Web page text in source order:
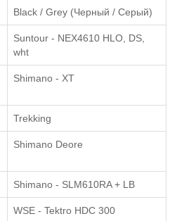
Black / Grey (Черный / Серый)
Suntour - NEX4610 HLO, DS,
wht
Shimano - XT
Trekking
Shimano Deore
Shimano - SLM610RA + LB
WSE - Tektro HDC 300